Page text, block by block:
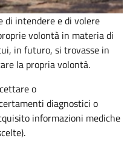
di intendere e di volere
volontà in materia di
in futuro, si trovasse in
la propria volontà.
o
diagnostici o
informazioni mediche